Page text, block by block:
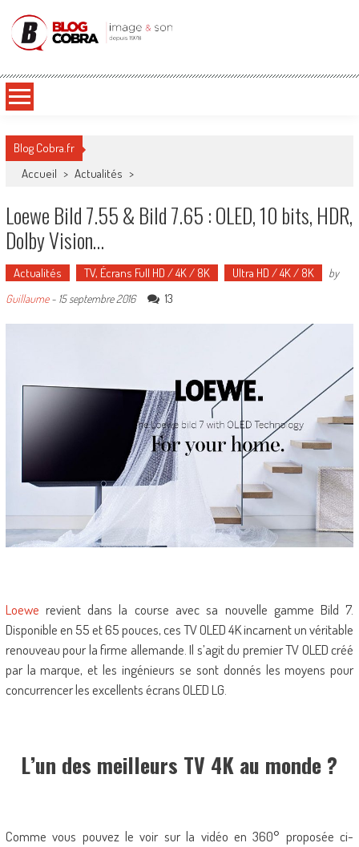
Blog Cobra
Blog Cobra.fr
Accueil > Actualités >
Loewe Bild 7.55 & Bild 7.65 : OLED, 10 bits, HDR,
Dolby Vision…
Actualités TV, Écrans Full HD / 4K / 8K Ultra HD / 4K / 8K
by
Guillaume- 15 septembre 2016 13
Loewe revient dans la course avec sa nouvelle gamme Bild 7.
Disponible en 55 et 65 pouces, ces TV OLED 4K incarnent un véritable
renouveau pour la firme allemande. Il s’agit du premier TV OLED créé
par la marque, et les ingénieurs se sont donnés les moyens pour
concurrencer les excellents écrans OLED LG.
L’un des meilleurs TV 4K au monde ?
Comme vous pouvez le voir sur la vidéo en 360° proposée ci-